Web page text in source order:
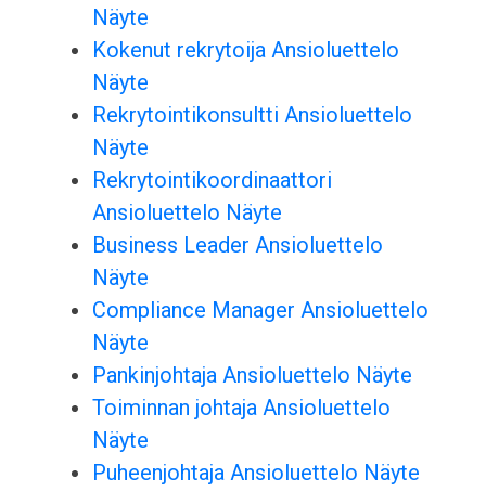
Näyte
Kokenut rekrytoija Ansioluettelo
Näyte
Rekrytointikonsultti Ansioluettelo
Näyte
Rekrytointikoordinaattori
Ansioluettelo Näyte
Business Leader Ansioluettelo
Näyte
Compliance Manager Ansioluettelo
Näyte
Pankinjohtaja Ansioluettelo Näyte
Toiminnan johtaja Ansioluettelo
Näyte
Puheenjohtaja Ansioluettelo Näyte